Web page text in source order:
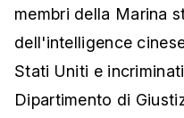
membri della Marina
dell'intelligence
Stati Uniti e
Dipartimento di